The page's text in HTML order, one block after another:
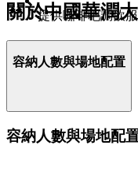
提供咖啡吧調飲
關於中國華潤
容納人數與場地配置
容納人數與場地配